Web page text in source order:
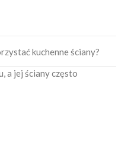
kuchenne ściany?
a jej ściany często